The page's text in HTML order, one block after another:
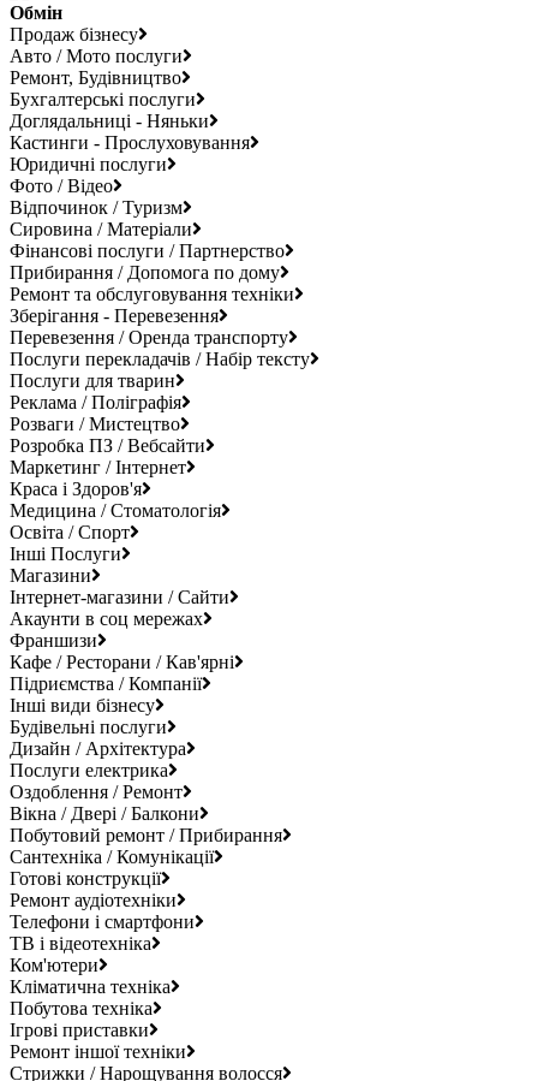
Обмін
Продаж бізнесу
Авто / Мото послуги
Ремонт, Будівництво
Бухгалтерські послуги
Доглядальниці - Няньки
Кастинги - Прослуховування
Юридичні послуги
Фото / Відео
Відпочинок / Туризм
Сировина / Матеріали
Фінансові послуги / Партнерство
Прибирання / Допомога по дому
Ремонт та обслуговування техніки
Зберігання - Перевезення
Перевезення / Оренда транспорту
Послуги перекладачів / Набір тексту
Послуги для тварин
Реклама / Поліграфія
Розваги / Мистецтво
Розробка ПЗ / Вебсайти
Маркетинг / Інтернет
Краса і Здоров'я
Медицина / Стоматологія
Освіта / Спорт
Інші Послуги
Магазини
Інтернет-магазини / Сайти
Акаунти в соц мережах
Франшизи
Кафе / Ресторани / Кав'ярні
Підриємства / Компанії
Інші види бізнесу
Будівельні послуги
Дизайн / Архітектура
Послуги електрика
Оздоблення / Ремонт
Вікна / Двері / Балкони
Побутовий ремонт / Прибирання
Сантехніка / Комунікації
Готові конструкції
Ремонт аудіотехніки
Телефони і смартфони
ТВ і відеотехніка
Ком'ютери
Кліматична техніка
Побутова техніка
Ігрові приставки
Ремонт іншої техніки
Стрижки / Нарощування волосся